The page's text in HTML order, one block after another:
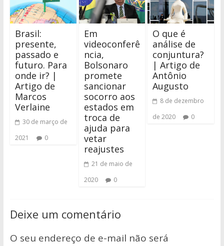
Brasil:
presente,
passado e
futuro. Para
onde ir? |
Artigo de
Marcos
Verlaine
30 de março de
2021
0
Em
videoconferê
ncia,
Bolsonaro
promete
sancionar
socorro aos
estados em
troca de
ajuda para
vetar
reajustes
21 de maio de
2020
0
O que é
análise de
conjuntura?
| Artigo de
Antônio
Augusto
8 de dezembro
de 2020
0
Deixe um comentário
O seu endereço de e-mail não será